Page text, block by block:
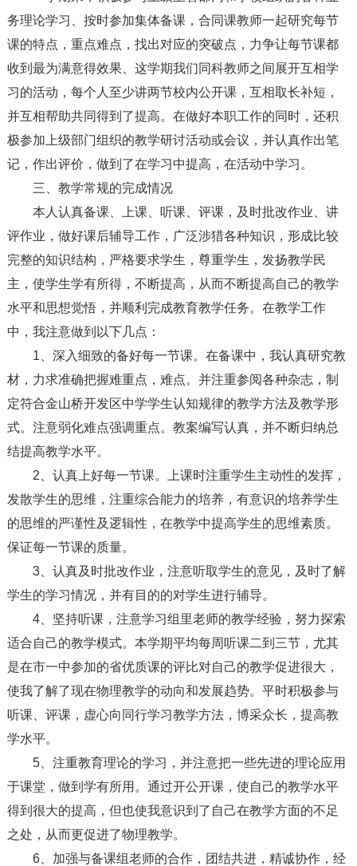
务理论学习、按时参加集体备课，合同课教师一起研究每节
课的特点，重点难点，找出对应的突破点，力争让每节课都
收到最为满意得效果、这学期我们同科教师之间展开互相学
习的活动，每个人至少讲两节校内公开课，互相取长补短，
并互相帮助共同得到了提高。在做好本职工作的同时，还积
极参加上级部门组织的教学研讨活动或会议，并认真作出笔
记，作出评价，做到了在学习中提高，在活动中学习。
三、教学常规的完成情况
本人认真备课、上课、听课、评课，及时批改作业、讲
评作业，做好课后辅导工作，广泛涉猎各种知识，形成比较
完整的知识结构，严格要求学生，尊重学生，发扬教学民
主，使学生学有所得，不断提高，从而不断提高自己的教学
水平和思想觉悟，并顺利完成教育教学任务。在教学工作
中，我注意做到以下几点：
1、深入细致的备好每一节课。在备课中，我认真研究教
材，力求准确把握难重点，难点。并注重参阅各种杂志，制
定符合金山桥开发区中学学生认知规律的教学方法及教学形
式。注意弱化难点强调重点。教案编写认真，并不断归纳总
结提高教学水平。
2、认真上好每一节课。上课时注重学生主动性的发挥，
发散学生的思维，注重综合能力的培养，有意识的培养学生
的思维的严谨性及逻辑性，在教学中提高学生的思维素质。
保证每一节课的质量。
3、认真及时批改作业，注意听取学生的意见，及时了解
学生的学习情况，并有目的的对学生进行辅导。
4、坚持听课，注意学习组里老师的教学经验，努力探索
适合自己的教学模式。本学期平均每周听课二到三节，尤其
是在市一中参加的省优质课的评比对自己的教学促进很大，
使我了解了现在物理教学的动向和发展趋势。平时积极参与
听课、评课，虚心向同行学习教学方法，博采众长，提高教
学水平。
5、注重教育理论的学习，并注意把一些先进的理论应用
于课堂，做到学有所用。通过开公开课，使自己的教学水平
得到很大的提高，但也使我意识到了自己在教学方面的不足
之处，从而更促进了物理教学。
6、加强与备课组老师的合作，团结共进，精诚协作，经